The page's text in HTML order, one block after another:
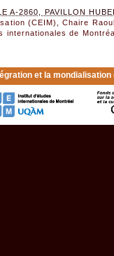
A-2860, PAVILLON
(CEIM)
,Chaire
internationales de
et la mondialisation